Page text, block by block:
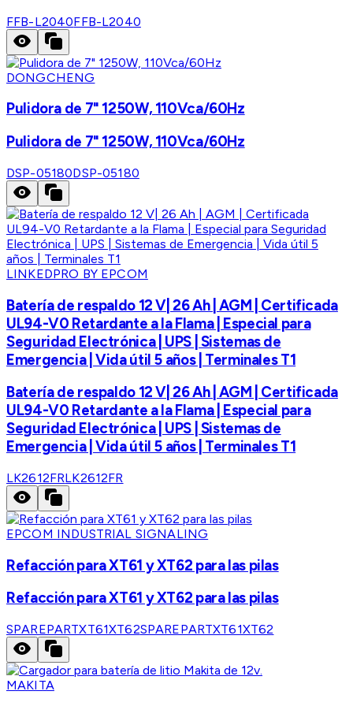
FFB-L2040FFB-L2040
DONGCHENG
Pulidora de 7" 1250W, 110Vca/60Hz
Pulidora de 7" 1250W, 110Vca/60Hz
DSP-05180DSP-05180
LINKEDPRO BY EPCOM
Batería de respaldo 12 V| 26 Ah | AGM | Certificada
UL94-V0 Retardante a la Flama | Especial para
Seguridad Electrónica | UPS | Sistemas de
Emergencia | Vida útil 5 años | Terminales T1
Batería de respaldo 12 V| 26 Ah | AGM | Certificada
UL94-V0 Retardante a la Flama | Especial para
Seguridad Electrónica | UPS | Sistemas de
Emergencia | Vida útil 5 años | Terminales T1
LK2612FRLK2612FR
EPCOM INDUSTRIAL SIGNALING
Refacción para XT61 y XT62 para las pilas
Refacción para XT61 y XT62 para las pilas
SPAREPARTXT61XT62SPAREPARTXT61XT62
MAKITA